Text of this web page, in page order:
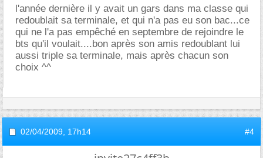
l'année dernière il y avait un gars dans ma classe qui
redoublait sa terminale, et qui n'a pas eu son bac...ce
qui ne l'a pas empêché en septembre de rejoindre le
bts qu'il voulait....bon après son amis redoublant lui
aussi triple sa terminale, mais après chacun son
choix ^^
02/04/2009, 17h14 #4